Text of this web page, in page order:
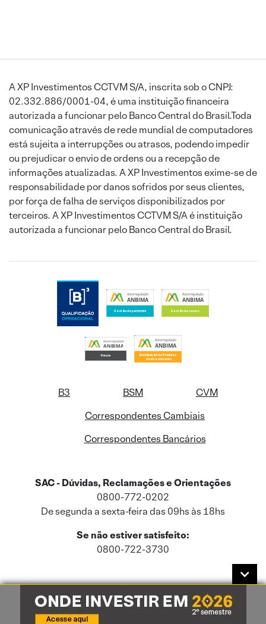
A XP Investimentos CCTVM S/A, inscrita sob o CNPJ:
02.332.886/0001-04, é uma instituição financeira
autorizada a funcionar pelo Banco Central do Brasil.Toda
comunicação através de rede mundial de computadores
está sujeita a interrupções ou atrasos, podendo impedir
ou prejudicar o envio de ordens ou a recepção de
informações atualizadas. A XP Investimentos exime-se de
responsabilidade por danos sofridos por seus clientes,
por força de falha de serviços disponibilizados por
terceiros. A XP Investimentos CCTVM S/A é instituição
autorizada a funcionar pelo Banco Central do Brasil.
B3 BSM
CVM
Correspondentes Cambiais
Correspondentes Bancários
SAC - Dúvidas, Reclamações e Orientações
0800-772-0202
De segunda a sexta-feira das 09hs às 18hs
Se não estiver satisfeito:
0800-722-3730
Este site usa cookies e dados pessoais de acordo com a nossaPolítica de
Cookies
e a nossaPolítica de Privacidade.